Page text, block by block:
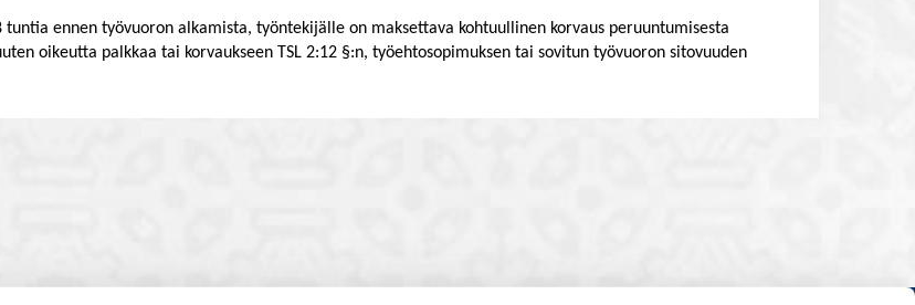
ennen työvuoron alkamista, työntekijälle on maksettava kohtuullinen korvaus peruuntumisesta
oikeutta palkkaa tai korvaukseen TSL 2:12 §:n, työehtosopimuksen tai sovitun työvuoron sitovuuden